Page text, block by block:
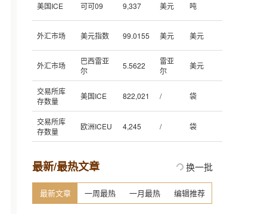
美国ICE 可可09 9,337 美元 吨
外汇市场 美元指数 99.0155 美元 美元
外汇市场
巴西雷亚
尔
5.5622
雷亚
尔
美元
交易所库
存数量
美国ICE 822,021 / 袋
交易所库
存数量
欧洲ICEU 4,245 / 袋
最新/最热文章 换一批
最新文章 一周最热 一月最热 编辑推荐